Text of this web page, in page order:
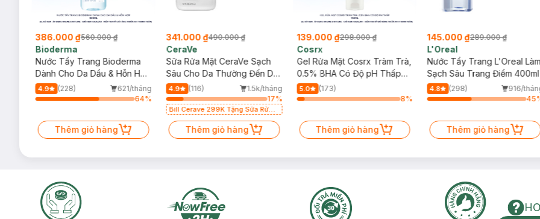
386.000 ₫560.000 ₫
Bioderma
Nước Tẩy Trang Bioderma
Dành Cho Da Dầu & Hỗn Hợp
500ml
4.9 (228)
621/tháng
64%
Thêm giỏ hàng
341.000 ₫490.000 ₫
CeraVe
Sữa Rửa Mặt CeraVe Sạch
Sâu Cho Da Thường Đến Da
Dầu 473ml
4.9 (116)
1.5k/tháng
17%
Bill Cerave 299K Tặng Sữa Rửa
Mặt Cerave 30ml (SL có hạn)
Thêm giỏ hàng
139.000 ₫298.000 ₫
Cosrx
Gel Rửa Mặt Cosrx Tràm Trà,
0.5% BHA Có Độ pH Thấp
150ml
5.0
(173)
8%
Thêm giỏ hàng
145.000 ₫289.000 ₫
L'Oreal
Nước Tẩy Trang L'Oreal Làm
Sạch Sâu Trang Điểm 400ml
4.8 (298)
916/
45
Thêm giỏ hàng